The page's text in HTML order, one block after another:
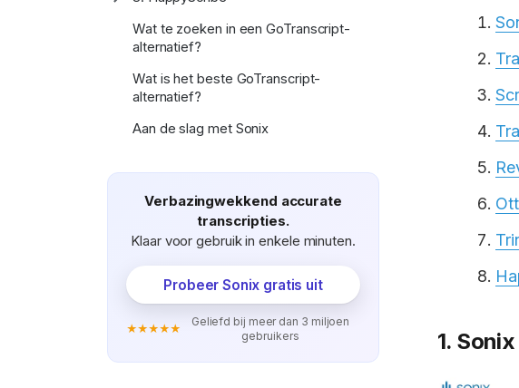
Wat te zoeken in een GoTranscript-
alternatief?
Wat is het beste GoTranscript-
alternatief?
Aan de slag met Sonix
Verbazingwekkend accurate
transcripties.
Klaar voor gebruik in enkele minuten.
Probeer Sonix gratis uit
★★★★★
Geliefd bij meer dan 3 miljoen
gebruikers
1. Sonix